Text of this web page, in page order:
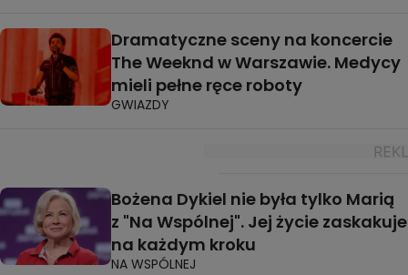
Dramatyczne sceny na koncercie
The Weeknd w Warszawie. Medycy
mieli pełne ręce roboty
GWIAZDY
Bożena Dykiel nie była tylko Marią
z "Na Wspólnej". Jej życie zaskakuje
na każdym kroku
NA WSPÓLNEJ